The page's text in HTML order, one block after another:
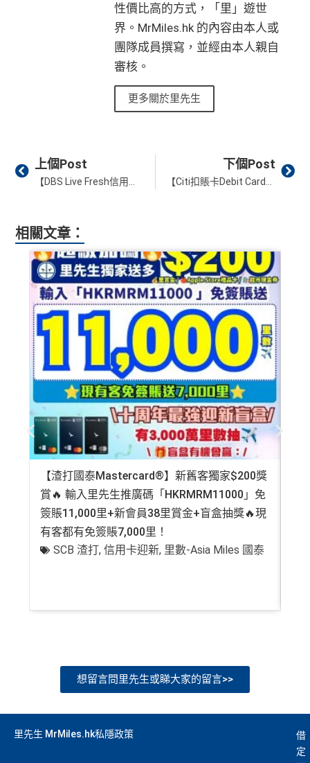
性價比高的方式，「里」遊世
界。MrMiles.hk 的內容由本人或
團隊成員撰寫，並經由本人親自
審核。
更多關於里先生
Prev
上個Post
【DBS Live Fresh信用卡】中外幣網上簽賬高達6%回贈；本地高達5.4%回贈！即睇2026年最新優惠
下個Post
【Citi扣賬卡Debit Card優惠】Citi Plus 海外 ATM 撳錢實測 + Citibank Global Wallet 10% 簽賬回贈攻略
相關文章：
【渣打國泰Mastercard®】新舊客獨家$200獎
賞🔥 輸入里先生推廣碼「HKRMRM11000」免
簽賬11,000里+新會員38里賞金+盲盒抽獎🔥現
有客都有免簽賬7,000里！
SCB 渣打,信用卡迎新, 里數-Asia Miles 國泰
想留言問里先生或睇大家的留言>>
里先生 MrMiles.hk私隱政策
借
定